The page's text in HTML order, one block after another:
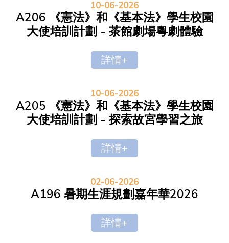
10-06-2026
A206 《憲法》和《基本法》學生校園
大使培訓計劃 - 茶館劇場粵劇體驗
詳情+
10-06-2026
A205 《憲法》和《基本法》學生校園
大使培訓計劃 - 探索故宮學習之旅
詳情+
02-06-2026
A196 暑期生涯規劃嘉年華2026
詳情+